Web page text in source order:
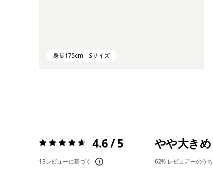
身長175cm Sサイズ
評価:4.6 / 5 4.6 / 5
13レビューに基づく
やや大きめ
62% レビュアーのうち